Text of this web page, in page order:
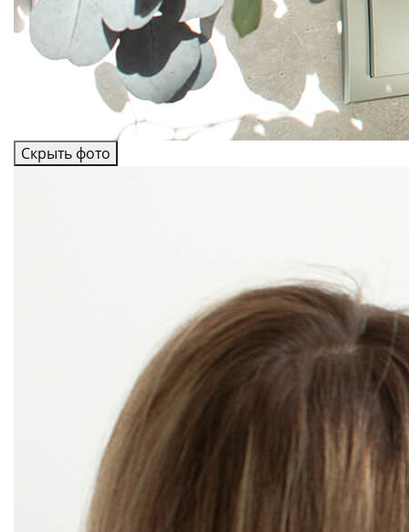
Скрыть фото